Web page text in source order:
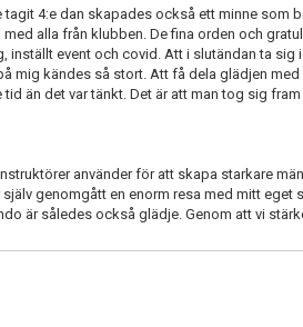
4:e dan skapades också ett minne som
alla från klubben. De fina orden och
inställt event och covid. Att i slutändan ta
mig kändes så stort. Att få dela glädjen
än det var tänkt. Det är att man tog sig
använder för att skapa starkare
genomgått en enorm resa med mitt eget
är således också glädje. Genom att vi